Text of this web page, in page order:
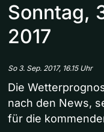
Sonntag,
2017
So 3. Sep. 2017, 16.15 Uhr
Die
nach den News,
für die